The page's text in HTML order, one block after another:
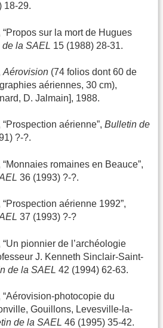
18-29.
sur la mort de Hugues
la SAEL 15 (1988) 28-31.
Aérovision (74 folios dont 60 de
aériennes, 30 cm),
D. Jalmain], 1988.
aérienne”, Bulletin de
?-?.
romaines en Beauce”,
36 (1993) ?-?.
aérienne 1992”,
37 (1993) ?-?
pionnier de l’archéologie
J. Kenneth Sinclair-Saint-
de la SAEL 42 (1994) 62-63.
photocopie du
Gouillons, Levesville-la-
de la SAEL 46 (1995) 35-42.